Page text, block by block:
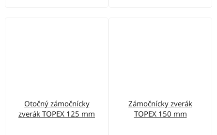
Otočný zámočnícky
zverák TOPEX 125 mm
Zámočnícky zverák
TOPEX 150 mm